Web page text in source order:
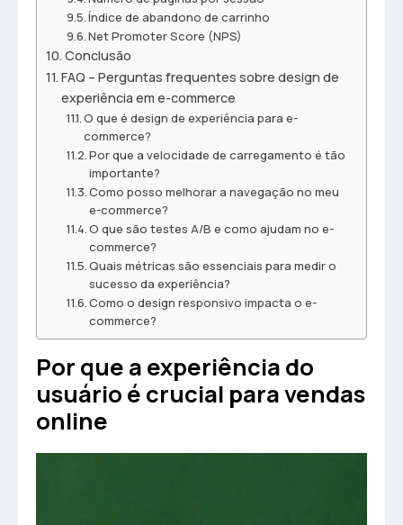
Índice de abandono de carrinho
Net Promoter Score (NPS)
Conclusão
FAQ – Perguntas frequentes sobre design de
experiência em e-commerce
O que é design de experiência para e-
commerce?
Por que a velocidade de carregamento é tão
importante?
Como posso melhorar a navegação no meu
e-commerce?
O que são testes A/B e como ajudam no e-
commerce?
Quais métricas são essenciais para medir o
sucesso da experiência?
Como o design responsivo impacta o e-
commerce?
Por que a experiência do
usuário é crucial para vendas
online